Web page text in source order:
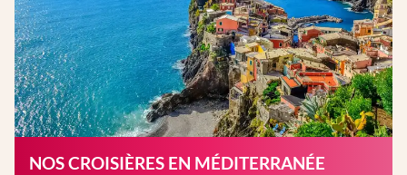
NOS CROISIÈRES EN MÉDITERRANÉE